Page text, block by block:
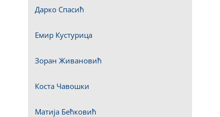
Дарко Спасић
Емир Кустурица
Зоран Живановић
Коста Чавошки
Матија Бећковић